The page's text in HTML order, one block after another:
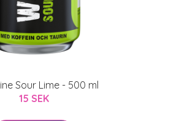
Sour Lime - 500 ml
15 SEK